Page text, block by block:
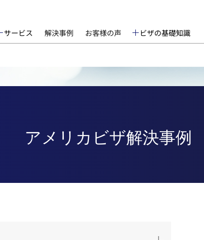
サービス 解決事例 お客様の声 ビザの基礎知識
アメリカビザ解決事例